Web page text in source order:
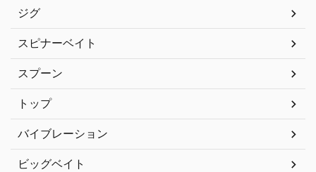
ジグ
スピナーベイト
スプーン
トップ
バイブレーション
ビッグベイト